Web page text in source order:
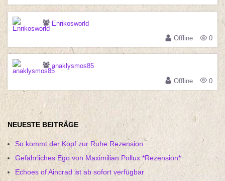
Enrikosworld
Offline
0
anaklysmos85
Offline
0
NEUESTE BEITRÄGE
So kommt der Kopf zur Ruhe Rezension
Gefährliches Ego von Maximilian Pollux *Rezension*
Echoes of Aincrad ist ab sofort verfügbar